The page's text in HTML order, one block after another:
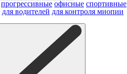
прогрессивные офисные спортивные
для водителей для контроля миопии